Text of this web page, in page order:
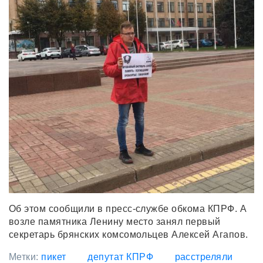
Об этом сообщили в пресс-службе обкома КПРФ. А
возле памятника Ленину место занял первый
секретарь брянских комсомольцев Алексей Агапов.
Метки: пикет депутат КПРФ расстреляли